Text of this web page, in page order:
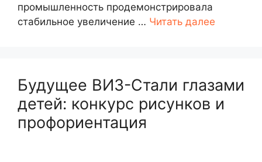
промышленность продемонстрировала
стабильное увеличение … Читать далее
Будущее ВИЗ-Стали глазами
детей: конкурс рисунков и
профориентация